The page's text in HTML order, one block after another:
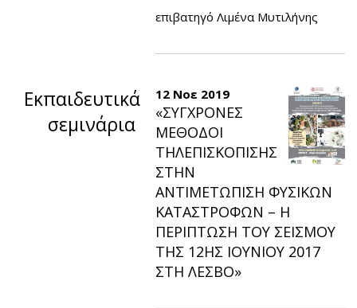
επιβατηγό Λιμένα Μυτιλήνης
Εκπαιδευτικά
σεμινάρια
12 Νοε 2019
«ΣΥΓΧΡΟΝΕΣ
ΜΕΘΟΔΟΙ
ΤΗΛΕΠΙΣΚΟΠΙΣΗΣ
ΣΤΗΝ
ΑΝΤΙΜΕΤΩΠΙΣΗ ΦΥΣΙΚΩΝ
ΚΑΤΑΣΤΡΟΦΩΝ – Η
ΠΕΡΙΠΤΩΣΗ ΤΟΥ ΣΕΙΣΜΟΥ
ΤΗΣ 12ΗΣ ΙΟΥΝΙΟΥ 2017
ΣΤΗ ΛΕΣΒΟ»